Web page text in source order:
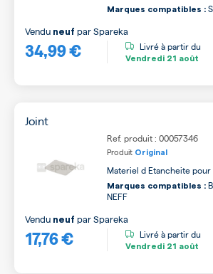
Marques compatibles :
34,99 €
Vendu neuf parSpareka
Livré à partir du
Vendredi 21 août
Joint
Ref. produit : 00057346
Produit Original
Materiel d Etancheite
Marques compatibles :
NEFF
17,76 €
Vendu neuf parSpareka
Livré à partir du
Vendredi 21 août